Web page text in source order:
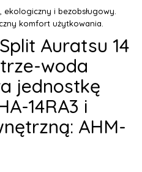
i bezobsługowy.
komfort użytkowania.
Auratsu 14
woda
jednostkę
14RA3 i
AHM-